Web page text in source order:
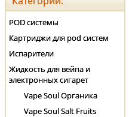
POD системы
Картриджи для pod систем
Испарители
Жидкость для вейпа и
электронных сигарет
Vape Soul Органика
Vape Soul Salt Fruits